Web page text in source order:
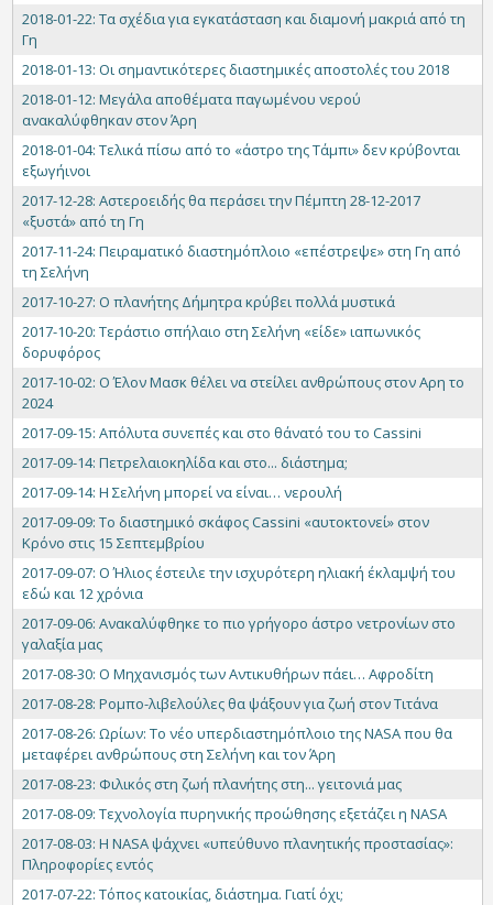
2018-01-22: Τα σχέδια για εγκατάσταση και διαμονή μακριά από τη
Γη
2018-01-13: Οι σημαντικότερες διαστημικές αποστολές του 2018
2018-01-12: Μεγάλα αποθέματα παγωμένου νερού
ανακαλύφθηκαν στον Άρη
2018-01-04: Τελικά πίσω από το «άστρο της Τάμπι» δεν κρύβονται
εξωγήινοι
2017-12-28: Αστεροειδής θα περάσει την Πέμπτη 28-12-2017
«ξυστά» από τη Γη
2017-11-24: Πειραματικό διαστημόπλοιο «επέστρεψε» στη Γη από
τη Σελήνη
2017-10-27: Ο πλανήτης Δήμητρα κρύβει πολλά μυστικά​​​​​​​
2017-10-20: Tεράστιο σπήλαιο στη Σελήνη «είδε» ιαπωνικός
δορυφόρος
2017-10-02: Ο Έλον Μασκ θέλει να στείλει ανθρώπους στον Αρη το
2024
2017-09-15: Απόλυτα συνεπές και στο θάνατό του το Cassini
2017-09-14: Πετρελαιοκηλίδα και στο... διάστημα;
2017-09-14: H Σελήνη μπορεί να είναι… νερουλή
2017-09-09: Το διαστημικό σκάφος Cassini «αυτοκτονεί» στον
Κρόνο στις 15 Σεπτεμβρίου
2017-09-07: Ο Ήλιος έστειλε την ισχυρότερη ηλιακή έκλαμψή του
εδώ και 12 χρόνια
2017-09-06: Ανακαλύφθηκε το πιο γρήγορο άστρο νετρονίων στο
γαλαξία μας
2017-08-30: O Μηχανισμός των Αντικυθήρων πάει… Αφροδίτη
2017-08-28: Ρομπο-λιβελούλες θα ψάξουν για ζωή στον Τιτάνα
2017-08-26: Ωρίων: Tο νέο υπερδιαστημόπλοιο της NASA που θα
μεταφέρει ανθρώπους στη Σελήνη και τον Άρη
2017-08-23: Φιλικός στη ζωή πλανήτης στη... γειτονιά μας
2017-08-09: Τεχνολογία πυρηνικής προώθησης εξετάζει η NASA
2017-08-03: Η NASA ψάχνει «υπεύθυνο πλανητικής προστασίας»:
Πληροφορίες εντός
2017-07-22: Τόπος κατοικίας, διάστημα. Γιατί όχι;